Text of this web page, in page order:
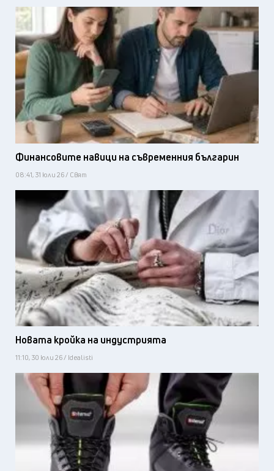
Финансовите навици на съвременния българин
08:41, 31 юли 26 / Свят
Новата кройка на индустрията
11:10, 30 юли 26 / Idealisti